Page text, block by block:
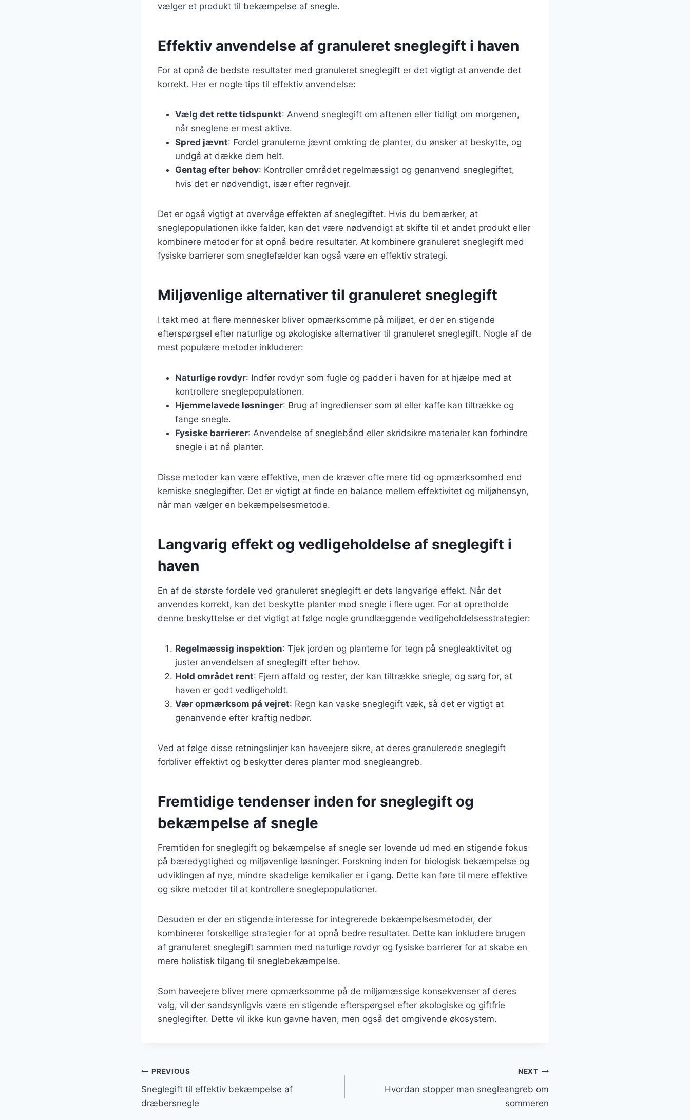
vælger et produkt til bekæmpelse af snegle.
Effektiv anvendelse af granuleret sneglegift i haven
For at opnå de bedste resultater med granuleret sneglegift er det vigtigt at anvende det
korrekt. Her er nogle tips til effektiv anvendelse:
Vælg det rette tidspunkt: Anvend sneglegift om aftenen eller tidligt om morgenen,
når sneglene er mest aktive.
Spred jævnt: Fordel granulerne jævnt omkring de planter, du ønsker at beskytte, og
undgå at dække dem helt.
Gentag efter behov: Kontroller området regelmæssigt og genanvend sneglegiftet,
hvis det er nødvendigt, især efter regnvejr.
Det er også vigtigt at overvåge effekten af sneglegiftet. Hvis du bemærker, at
sneglepopulationen ikke falder, kan det være nødvendigt at skifte til et andet produkt eller
kombinere metoder for at opnå bedre resultater. At kombinere granuleret sneglegift med
fysiske barrierer som sneglefælder kan også være en effektiv strategi.
Miljøvenlige alternativer til granuleret sneglegift
I takt med at flere mennesker bliver opmærksomme på miljøet, er der en stigende
efterspørgsel efter naturlige og økologiske alternativer til granuleret sneglegift. Nogle af de
mest populære metoder inkluderer:
Naturlige rovdyr: Indfør rovdyr som fugle og padder i haven for at hjælpe med at
kontrollere sneglepopulationen.
Hjemmelavede løsninger: Brug af ingredienser som øl eller kaffe kan tiltrække og
fange snegle.
Fysiske barrierer: Anvendelse af sneglebånd eller skridsikre materialer kan forhindre
snegle i at nå planter.
Disse metoder kan være effektive, men de kræver ofte mere tid og opmærksomhed end
kemiske sneglegifter. Det er vigtigt at finde en balance mellem effektivitet og miljøhensyn,
når man vælger en bekæmpelsesmetode.
Langvarig effekt og vedligeholdelse af sneglegift i
haven
En af de største fordele ved granuleret sneglegift er dets langvarige effekt. Når det
anvendes korrekt, kan det beskytte planter mod snegle i flere uger. For at opretholde
denne beskyttelse er det vigtigt at følge nogle grundlæggende vedligeholdelsesstrategier:
Regelmæssig inspektion: Tjek jorden og planterne for tegn på snegleaktivitet og
juster anvendelsen af sneglegift efter behov.
Hold området rent: Fjern affald og rester, der kan tiltrække snegle, og sørg for, at
haven er godt vedligeholdt.
Vær opmærksom på vejret: Regn kan vaske sneglegift væk, så det er vigtigt at
genanvende efter kraftig nedbør.
Ved at følge disse retningslinjer kan haveejere sikre, at deres granulerede sneglegift
forbliver effektivt og beskytter deres planter mod snegleangreb.
Fremtidige tendenser inden for sneglegift og
bekæmpelse af snegle
Fremtiden for sneglegift og bekæmpelse af snegle ser lovende ud med en stigende fokus
på bæredygtighed og miljøvenlige løsninger. Forskning inden for biologisk bekæmpelse og
udviklingen af nye, mindre skadelige kemikalier er i gang. Dette kan føre til mere effektive
og sikre metoder til at kontrollere sneglepopulationer.
Desuden er der en stigende interesse for integrerede bekæmpelsesmetoder, der
kombinerer forskellige strategier for at opnå bedre resultater. Dette kan inkludere brugen
af granuleret sneglegift sammen med naturlige rovdyr og fysiske barrierer for at skabe en
mere holistisk tilgang til sneglebekæmpelse.
Som haveejere bliver mere opmærksomme på de miljømæssige konsekvenser af deres
valg, vil der sandsynligvis være en stigende efterspørgsel efter økologiske og giftfrie
sneglegifter. Dette vil ikke kun gavne haven, men også det omgivende økosystem.
Indlægsnavigation
PREVIOUS
Sneglegift til effektiv bekæmpelse af
dræbersnegle
NEXT
Hvordan stopper man snegleangreb om
sommeren